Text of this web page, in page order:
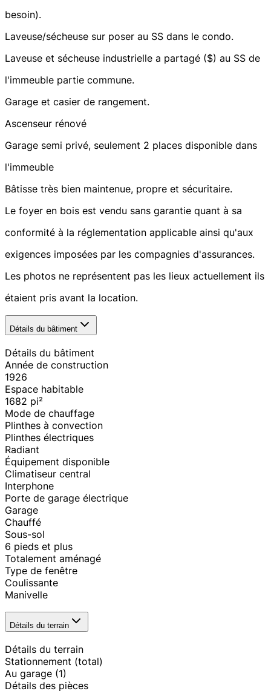
besoin).
Laveuse/sécheuse sur poser au SS dans le condo.
Laveuse et sécheuse industrielle a partagé ($) au SS de
l'immeuble partie commune.
Garage et casier de rangement.
Ascenseur rénové
Garage semi privé, seulement 2 places disponible dans
l'immeuble
Bâtisse très bien maintenue, propre et sécuritaire.
Le foyer en bois est vendu sans garantie quant à sa
conformité à la réglementation applicable ainsi qu'aux
exigences imposées par les compagnies d'assurances.
Les photos ne représentent pas les lieux actuellement ils
étaient pris avant la location.
Détails du bâtiment
Détails du bâtiment
Année de construction
1926
Espace habitable
1682 pi²
Mode de chauffage
Plinthes à convection
Plinthes électriques
Radiant
Équipement disponible
Climatiseur central
Interphone
Porte de garage électrique
Garage
Chauffé
Sous-sol
6 pieds et plus
Totalement aménagé
Type de fenêtre
Coulissante
Manivelle
Détails du terrain
Détails du terrain
Stationnement (total)
Au garage (1)
Détails des pièces